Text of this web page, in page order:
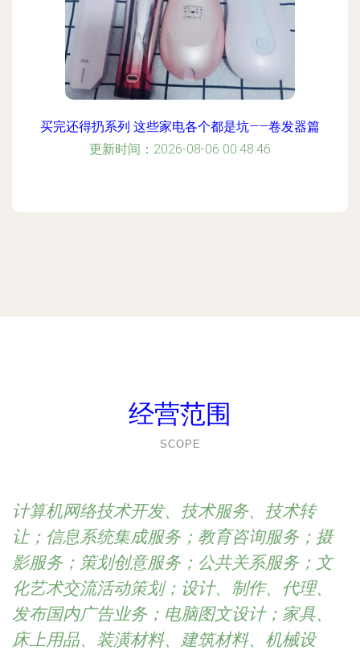
买完还得扔系列 这些家电各个都是坑——卷发器篇
更新时间：2026-08-06 00:48:46
经营范围
SCOPE
计算机网络技术开发、技术服务、技术转
让；信息系统集成服务；教育咨询服务；摄
影服务；策划创意服务；公共关系服务；文
化艺术交流活动策划；设计、制作、代理、
发布国内广告业务；电脑图文设计；家具、
床上用品、装潢材料、建筑材料、机械设